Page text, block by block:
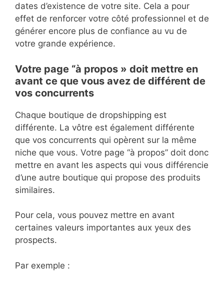
dates d’existence de votre site. Cela a pour
effet de renforcer votre côté professionnel et de
générer encore plus de confiance au vu de
votre grande expérience.
Votre page “à propos » doit mettre en
avant ce que vous avez de différent de
vos concurrents
Chaque boutique de dropshipping est
différente. La vôtre est également différente
que vos concurrents qui opèrent sur la même
niche que vous. Votre page “à propos” doit donc
mettre en avant les aspects qui vous différencie
d’une autre boutique qui propose des produits
similaires.
Pour cela, vous pouvez mettre en avant
certaines valeurs importantes aux yeux des
prospects.
Par exemple :